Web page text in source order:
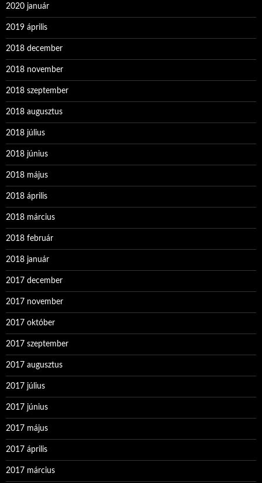
2020 január
2019 április
2018 december
2018 november
2018 szeptember
2018 augusztus
2018 július
2018 június
2018 május
2018 április
2018 március
2018 február
2018 január
2017 december
2017 november
2017 október
2017 szeptember
2017 augusztus
2017 július
2017 június
2017 május
2017 április
2017 március